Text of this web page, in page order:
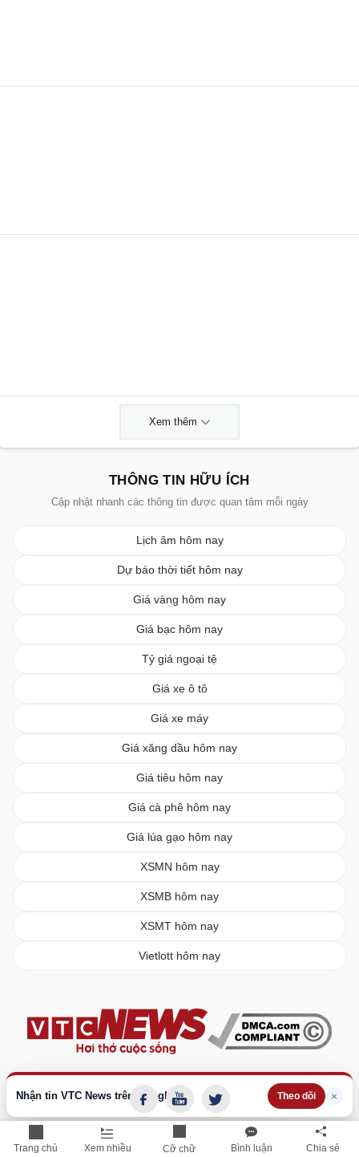
Trang chủ Xem nhiều Cỡ chữ Bình luận Chia sẻ
Nhận tin VTC News trên Google Theo dõi ×
Xem thêm
THÔNG TIN HỮU ÍCH
Cập nhật nhanh các thông tin được quan tâm mỗi ngày
Lịch âm hôm nay
Dự báo thời tiết hôm nay
Giá vàng hôm nay
Giá bạc hôm nay
Tỷ giá ngoại tệ
Giá xe ô tô
Giá xe máy
Giá xăng dầu hôm nay
Giá tiêu hôm nay
Giá cà phê hôm nay
Giá lúa gạo hôm nay
XSMN hôm nay
XSMB hôm nay
XSMT hôm nay
Vietlott hôm nay